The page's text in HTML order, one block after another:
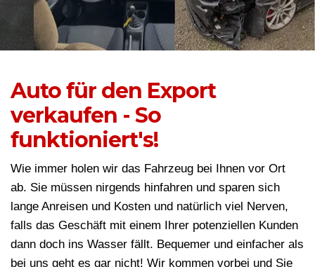
Auto für den Export
verkaufen - So
funktioniert's!
Wie immer holen wir das Fahrzeug bei Ihnen vor Ort
ab. Sie müssen nirgends hinfahren und sparen sich
lange Anreisen und Kosten und natürlich viel Nerven,
falls das Geschäft mit einem Ihrer potenziellen Kunden
dann doch ins Wasser fällt. Bequemer und einfacher als
bei uns geht es gar nicht! Wir kommen vorbei und Sie